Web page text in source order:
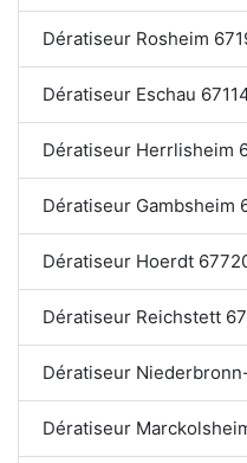
Dératiseur Rosheim
Dératiseur Eschau
Dératiseur Herrlisheim
Dératiseur Gambsheim
Dératiseur Hoerdt
Dératiseur Reichstett
Dératiseur
Dératiseur